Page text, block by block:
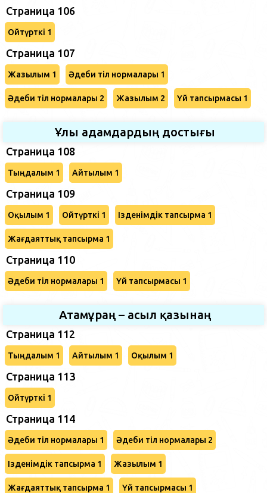
Страница 106
Ойтүрткі 1
Страница 107
Жазылым 1 Әдеби тіл нормалары 1
Әдеби тіл нормалары 2 Жазылым 2 Үй тапсырмасы 1
Ұлы адамдардың достығы
Страница 108
Тыңдалым 1 Айтылым 1
Страница 109
Оқылым 1 Ойтүрткі 1 Ізденімдік тапсырма 1
Жағдаяттық тапсырма 1
Страница 110
Әдеби тіл нормалары 1 Үй тапсырмасы 1
Атамұраң – асыл қазынаң
Страница 112
Тыңдалым 1 Айтылым 1 Оқылым 1
Страница 113
Ойтүрткі 1
Страница 114
Әдеби тіл нормалары 1 Әдеби тіл нормалары 2
Ізденімдік тапсырма 1 Жазылым 1
Жағдаяттық тапсырма 1 Үй тапсырмасы 1